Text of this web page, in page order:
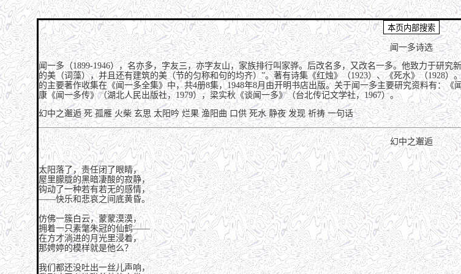
闻一多诗选
闻一多（1899-1946），名亦多，字友三，亦字友山，家族排行叫家骅。后改名多，又改名一多。他致力于研
的美（词藻），并且还有建筑的美（节的匀称和句的均齐）”。著有诗集《红烛》（1923）、《死水》（1928
的主要著作收集在《闻一多全集》中，共4册8集，1948年8月由开明书店出版。关于闻一多主要研究资料有：
康《闻一多传》（湖北人民出版社，1979），梁实秋《谈闻一多》（台北传记文学社，1967）。
幻中之邂逅 死 孤雁 火柴 玄思 太阳吟 烂果 渔阳曲 口供 死水 静夜 发现 祈祷 一句话
幻中之邂逅
太阳落了，责任闭了眼睛，
屋里朦胧的黑暗凄酸的寂静，
钩动了一种若有若无的感情，
——快乐和悲哀之间底黄昏。
仿佛一簇白云，蒙蒙漠漠，
拥着一只素氅朱冠的仙鹤——
在方才淌进的月光里浸着，
那娉婷的模样就是他么？
我们都还没吐出一丝儿声响，